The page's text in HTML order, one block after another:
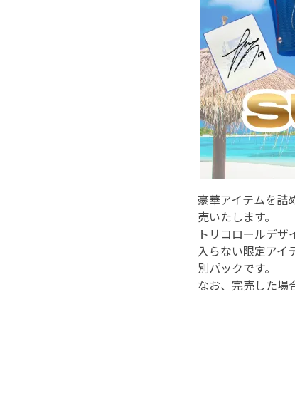
豪華アイテムを詰
売いたします。
トリコロールデ
入らない限定アイ
別パックです。
なお、完売した場